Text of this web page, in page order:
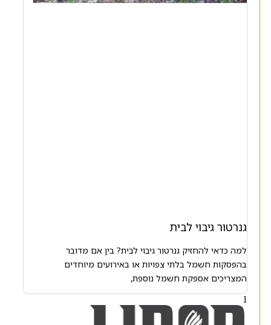
גנרטור גיבוי לבית
למה כדאי להחזיק גנרטור גיבוי לבית? בין אם מדובר
בהפסקות חשמל בלתי צפויות או באירועים מיוחדים
המצריכים אספקת חשמל נוספת,